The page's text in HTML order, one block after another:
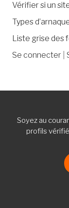
Vérifier si un
Types
Liste grise des
Se connecter
Soyez au
profils